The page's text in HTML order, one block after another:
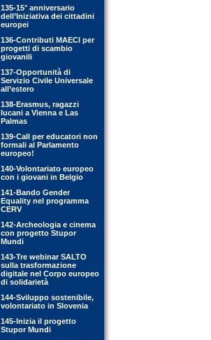
135-15° anniversario
dell’Iniziativa dei cittadini
europei
136-Contributi MAECI per
progetti di scambio
giovanili
137-Opportunità di
Servizio Civile Universale
all’estero
138-Erasmus, ragazzi
lucani a Vienna e Las
Palmas
139-Call per educatori non
formali al Parlamento
europeo!
140-Volontariato europeo
con i giovani in Belgio
141-Bando Gender
Equality nel programma
CERV
142-Archeologia e cinema
con progetto Stupor
Mundi
143-Tre webinar SALTO
sulla trasformazione
digitale nel Corpo europeo
di solidarietà
144-Sviluppo sostenibile,
volontariato in Slovenia
145-Inizia il progetto
Stupor Mundi